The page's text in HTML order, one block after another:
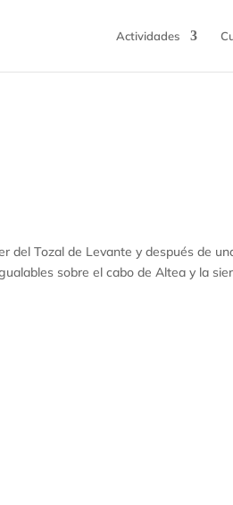
Actividades
del Tozal de Levante y después de
sobre el cabo de Altea y la